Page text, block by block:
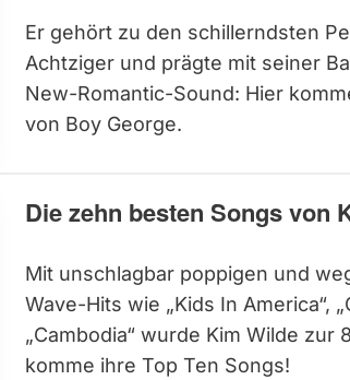
Er gehört zu den schillerndsten
Achtziger und prägte mit seiner
New-Romantic-Sound: Hier
von Boy George.
Die zehn besten Songs von
Mit unschlagbar poppigen und
Wave-Hits wie „Kids In America“,
„Cambodia“ wurde Kim Wilde zur
komme ihre Top Ten Songs!